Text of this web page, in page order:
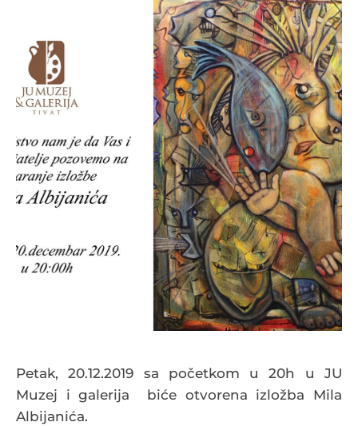
Petak, 20.12.2019 sa početkom u 20h u JU
Muzej i galerija biće otvorena izložba Mila
Albijanića.